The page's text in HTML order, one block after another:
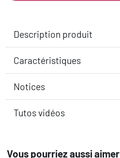
Description produit
Caractéristiques
Notices
Tutos vidéos
Vous pourriez aussi aimer